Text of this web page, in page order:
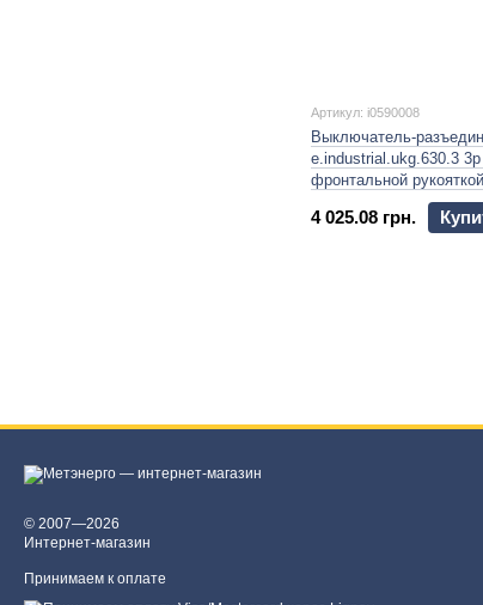
Артикул: i0590008
Выключатель-
e.industrial.ukg.630.3
фронтальной
4 025.08 грн.
© 2007—2026
Интернет-магазин
Принимаем к оплате